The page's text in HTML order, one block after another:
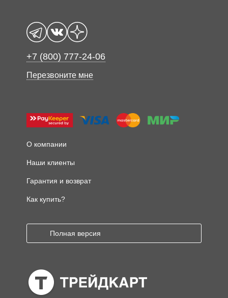
+7 (800) 777-24-06
Перезвоните мне
О компании
Наши клиенты
Гарантия и возврат
Как купить?
Полная версия